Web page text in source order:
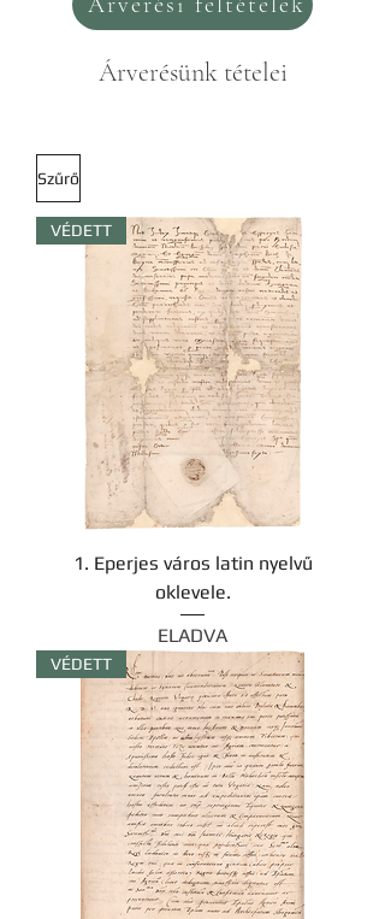
Árverésünk tételei
Szűrő
VÉDETT
1. Eperjes város latin nyelvű
oklevele.
ELADVA
VÉDETT